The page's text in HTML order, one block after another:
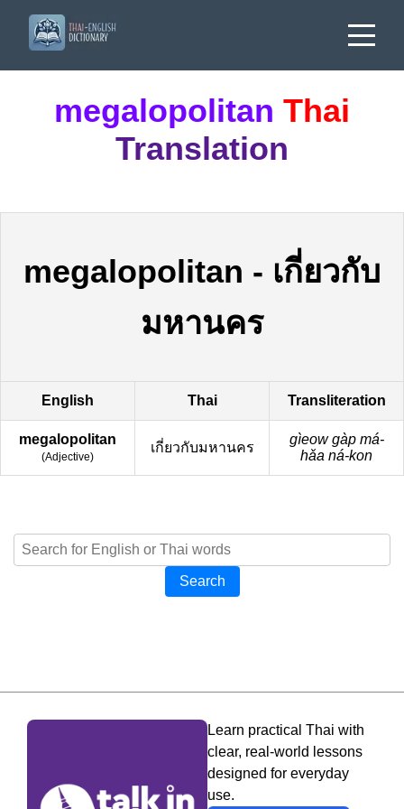
megalopolitan Thai
Translation
megalopolitan - เกี่ยวกับ
มหานคร
English Thai Transliteration
megalopolitan
(Adjective)
เกี่ยวกับมหานคร
gìeow gàp má-
hǎa ná-kon
Search
Learn practical Thai with
clear, real-world lessons
designed for everyday
use.